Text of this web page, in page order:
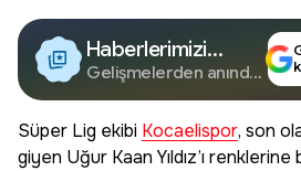
Haberlerimizi
Google'da Takip
Edin
Gelişmelerden anında
Süper Lig ekibi Kocaelispor, son
giyen Uğur Kaan Yıldız’ı renklerine